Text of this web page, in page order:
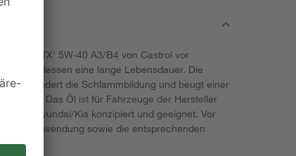
'GTX' 5W-40 A3/B4 von Castrol vor
stattdessen eine lange Lebensdauer. Die
verhindert die Schlammbildung und beugt einer
vor. Das Öl ist für Fahrzeuge der Hersteller
und Hyundai/Kia konzipiert und geeignet. Vor
zur Anwendung sowie die entsprechenden